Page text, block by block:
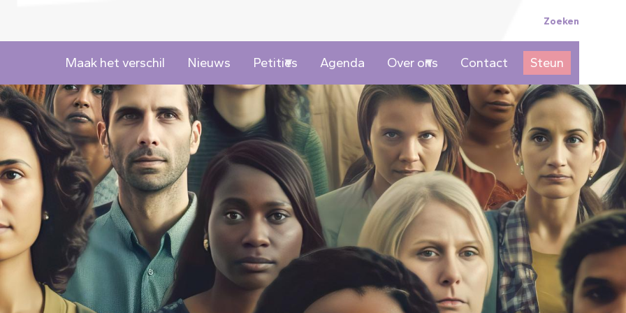
Topmenu
Zoeken
Maak het verschil Nieuws Petities Agenda Over ons Contact Steun
Image